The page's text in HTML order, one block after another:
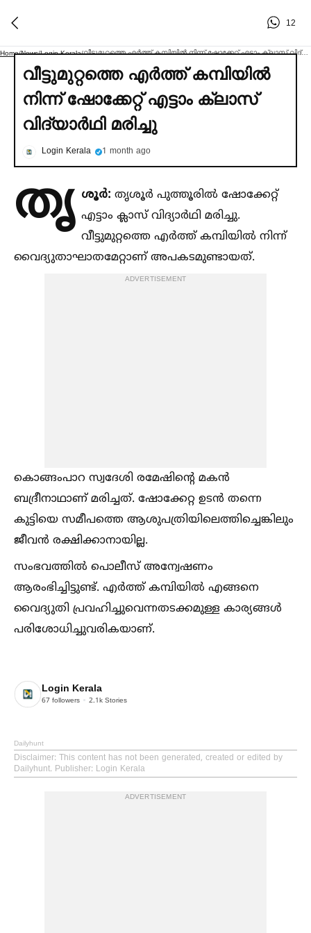
12
Home/News/Login Kerala/ വീട്ടുമുറ്റത്തെ എര്‍ത്ത് കമ്പിയില്‍ നിന്ന് ഷോക്കേറ്റ് എട്ടാം ക്ലാസ് വിദ്യാര്‍ഥി മരിച്ചു
വീട്ടുമുറ്റത്തെ എര്‍ത്ത് കമ്പിയില്‍
നിന്ന് ഷോക്കേറ്റ് എട്ടാം ക്ലാസ്
വിദ്യാര്‍ഥി മരിച്ചു
Login Kerala 1 month ago
തൃ ശൂർ: തൃശൂർ പുത്തൂരില്‍ ഷോക്കേറ്റ്
എട്ടാം ക്ലാസ് വിദ്യാർഥി മരിച്ചു.
വീട്ടുമുറ്റത്തെ എർത്ത് കമ്പിയില്‍ നിന്ന്
വൈദ്യുതാഘാതമേറ്റാണ് അപകടമുണ്ടായത്.
ADVERTISEMENT
കൊങ്ങംപാറ സ്വദേശി രമേഷിന്റെ മകൻ
ബദ്രീനാഥാണ് മരിച്ചത്. ഷോക്കേറ്റ ഉടൻ തന്നെ
കുട്ടിയെ സമീപത്തെ ആശുപത്രിയിലെത്തിച്ചെങ്കിലും
ജീവൻ രക്ഷിക്കാനായില്ല.
സംഭവത്തില്‍ പൊലീസ് അന്വേഷണം
ആരംഭിച്ചിട്ടുണ്ട്. എർത്ത് കമ്പിയില്‍ എങ്ങനെ
വൈദ്യുതി പ്രവഹിച്ചുവെന്നതടക്കമുള്ള കാര്യങ്ങള്‍
പരിശോധിച്ചുവരികയാണ്.
Login Kerala
67 followers 2.1k Stories
Dailyhunt
Disclaimer: This content has not been generated, created or edited by
Dailyhunt. Publisher: Login Kerala
ADVERTISEMENT